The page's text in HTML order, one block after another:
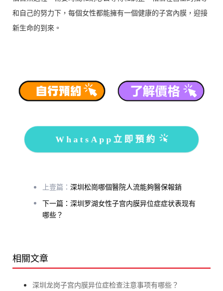
和自己的努力下，每個女性都能擁有一個健康的子宮內膜，迎接
新生命的到來。
WhatsApp立即預約
上壹篇： 深圳松崗哪個醫院人流能夠醫保報銷
下一篇：深圳罗湖女性子宫内膜异位症症状表现有
哪些？
相關文章
深圳龙岗子宫内膜异位症检查注意事项有哪些？